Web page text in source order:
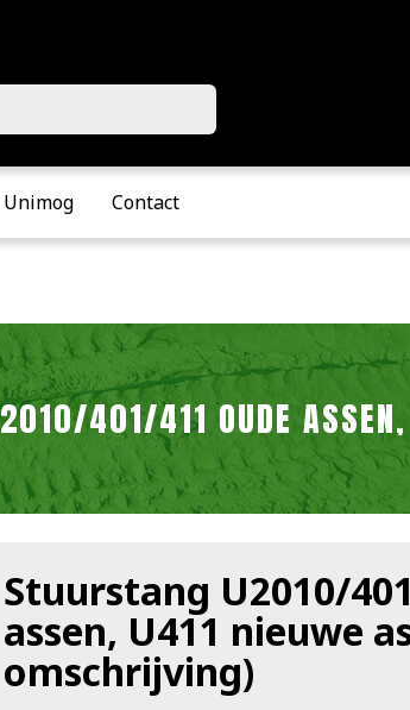
Contact
401/411 OUDE
Stuurstang U2010/
assen, U411 nieuwe
omschrijving)